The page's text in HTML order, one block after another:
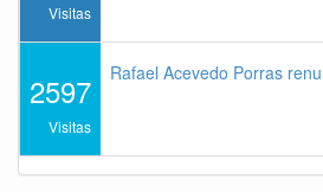
Visitas
2597
Visitas
Rafael Acevedo Porras